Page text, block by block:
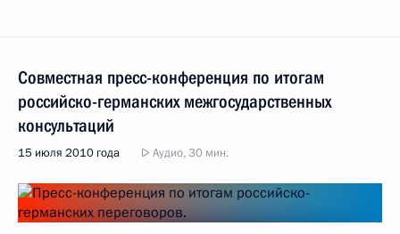
Совместная пресс-конференция по итогам
российско-германских межгосударственных
консультаций
15 июля 2010 года Аудио, 30 мин.